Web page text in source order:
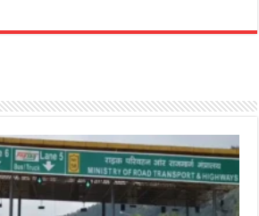
itt
r
e
ra
m
ar